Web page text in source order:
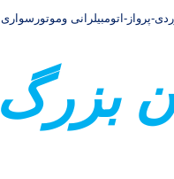
پرواز-اتومبیلرانی وموتورسواری
بزرگ